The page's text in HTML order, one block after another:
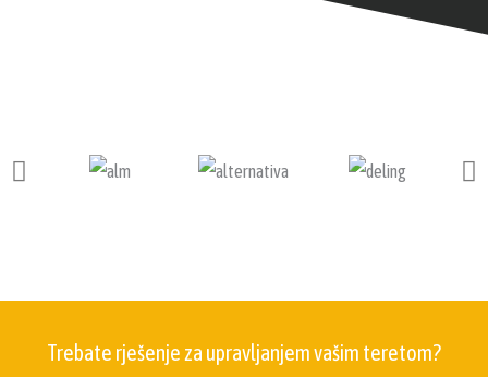
Trebate rješenje za upravljanjem vašim teretom?